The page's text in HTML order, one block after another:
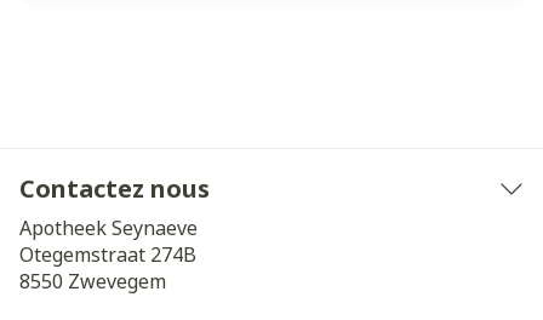
Contactez nous
Apotheek Seynaeve
Otegemstraat 274B
8550 Zwevegem